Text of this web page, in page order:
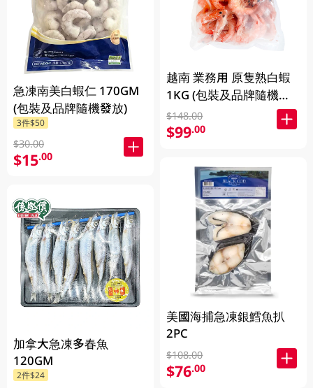
急凍南美白蝦仁 170GM
(包裝及品牌隨機發放)
3件$50
$30.00
$15.00
加拿大急凍多春魚
120GM
2件$24
越南 業務用 原隻熟白蝦
1KG (包裝及品牌隨機發
放)
$148.00
$99.00
美國海捕急凍銀鱈魚扒
2PC
$108.00
$76.00